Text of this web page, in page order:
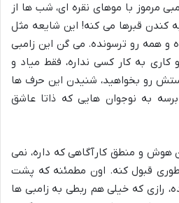
مرموز با موهای نقره ای، شب ها از
کندن قبرها می کنه! این شایعه مثل
همه رو ترسونده. می گن این زامبی
و کاری به کار کسی نداره، فقط میاد و
رو بخواهید، شنیدن این حرف ها
به نوجوان هایی که ذاتا عاشق
هوش و منطق کارآگاهی که داره، نمی
قبول کنه. اون مطمئنه که پشت
رازی که خیلی هم ربطی به زامبی ها